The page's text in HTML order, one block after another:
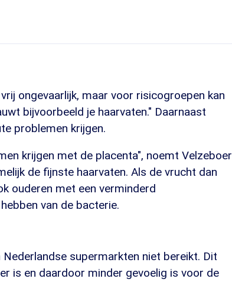
ongevaarlijk, maar voor risicogroepen kan
bijvoorbeeld je haarvaten." Daarnaast
problemen krijgen.
krijgen met de placenta", noemt Velzeboer
de fijnste haarvaten. Als de vrucht dan
ouderen met een verminderd
van de bacterie.
supermarkten niet bereikt. Dit
is en daardoor minder gevoelig is voor de